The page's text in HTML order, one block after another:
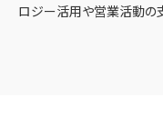
ロジー活用や営業活動の